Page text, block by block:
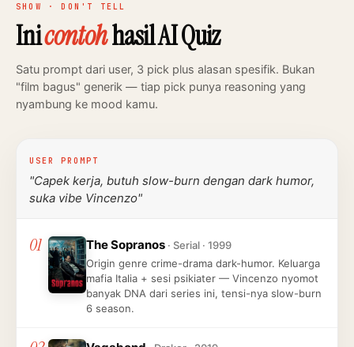
SHOW · DON'T TELL
Inicontohhasil AI Quiz
Satu prompt dari user, 3 pick plus alasan spesifik. Bukan
"film bagus" generik — tiap pick punya reasoning yang
nyambung ke mood kamu.
USER PROMPT
"Capek kerja, butuh slow-burn dengan dark humor,
suka vibe Vincenzo"
01 The Sopranos · Serial · 1999
Origin genre crime-drama dark-humor. Keluarga
mafia Italia + sesi psikiater — Vincenzo nyomot
banyak DNA dari series ini, tensi-nya slow-burn
6 season.